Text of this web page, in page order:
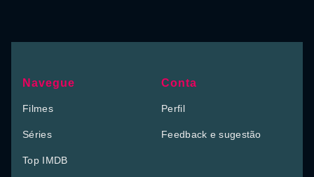
Navegue
Filmes
Séries
Top IMDB
Conta
Perfil
Feedback e sugestão